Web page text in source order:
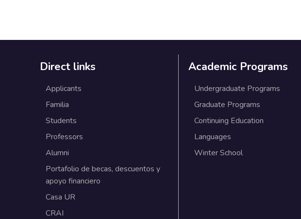
Direct links
Applicants
Familia
Students
Professors
Alumni
Portafolio de becas, descuentos y
apoyo financiero
Casa UR
CRAI
Academic Programs
Undergraduate Programs
Graduate Programs
Continuing Education
Languages
Winter School